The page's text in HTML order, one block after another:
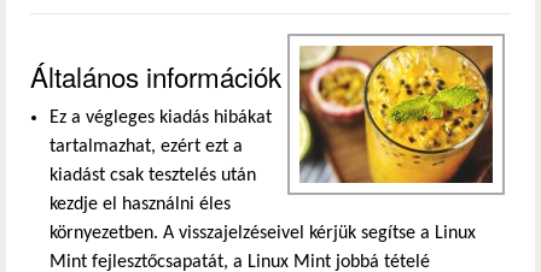
Általános információk
Ez a végleges kiadás hibákat
tartalmazhat, ezért ezt a
kiadást csak tesztelés után
kezdje el használni éles
környezetben. A visszajelzéseivel kérjük segítse a Linux
Mint fejlesztőcsapatát, a Linux Mint jobbá tételé